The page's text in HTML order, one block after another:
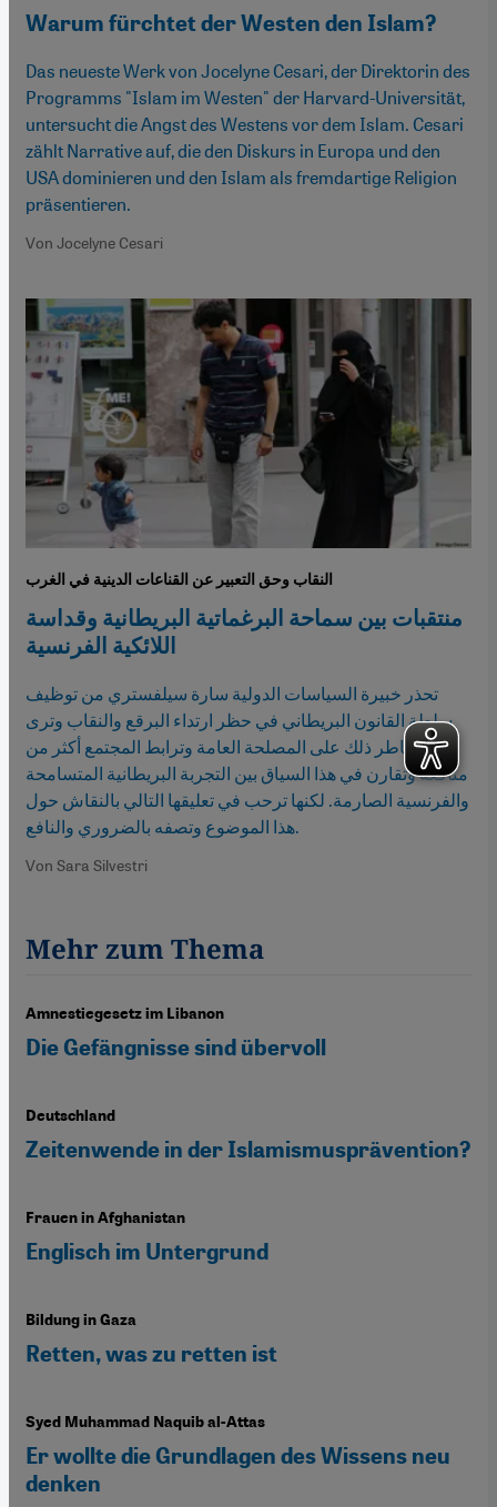
Warum fürchtet der Westen den Islam?
Das neueste Werk von Jocelyne Cesari, der Direktorin des
Programms "Islam im Westen" der Harvard-Universität,
untersucht die Angst des Westens vor dem Islam. Cesari
zählt Narrative auf, die den Diskurs in Europa und den
USA dominieren und den Islam als fremdartige Religion
präsentieren.
Von Jocelyne Cesari
النقاب وحق التعبير عن القناعات الدينية في الغرب
منتقبات بين سماحة البرغماتية البريطانية وقداسة
اللائكية الفرنسية
تحذر خبيرة السياسات الدولية سارة سيلفستري من توظيف
سلطة القانون البريطاني في حظر ارتداء البرقع والنقاب وترى
أن مخاطر ذلك على المصلحة العامة وترابط المجتمع أكثر من
منافعه وتقارن في هذا السياق بين التجربة البريطانية المتسامحة
والفرنسية الصارمة. لكنها ترحب في تعليقها التالي بالنقاش حول
هذا الموضوع وتصفه بالضروري والنافع.
Von Sara Silvestri
Mehr zum Thema
Amnestiegesetz im Libanon
Die Gefängnisse sind übervoll
Deutschland
Zeitenwende in der Islamismusprävention?
Frauen in Afghanistan
Englisch im Untergrund
Bildung in Gaza
Retten, was zu retten ist
Syed Muhammad Naquib al-Attas
Er wollte die Grundlagen des Wissens neu
denken